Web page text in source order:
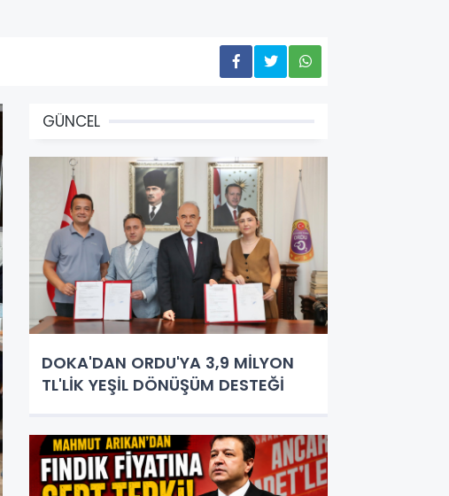
GÜNCEL
DOKA'DAN ORDU'YA 3,9 MİLYON
TL'LİK YEŞİL DÖNÜŞÜM DESTEĞİ